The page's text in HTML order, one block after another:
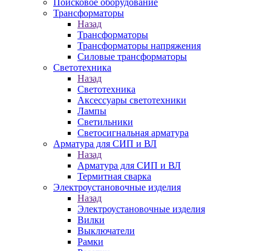
Поисковое оборудование
Трансформаторы
Назад
Трансформаторы
Трансформаторы напряжения
Силовые трансформаторы
Светотехника
Назад
Светотехника
Аксессуары светотехники
Лампы
Светильники
Светосигнальная арматура
Арматура для СИП и ВЛ
Назад
Арматура для СИП и ВЛ
Термитная сварка
Электроустановочные изделия
Назад
Электроустановочные изделия
Вилки
Выключатели
Рамки